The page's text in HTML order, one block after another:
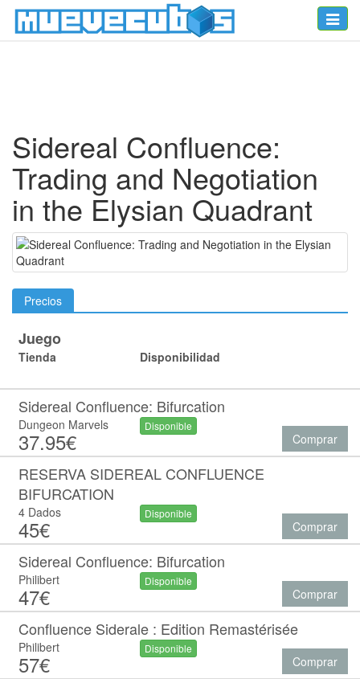
Toggle
Sidereal Confluence:
Trading and Negotiation
in the Elysian Quadrant
Precios
Juego
Tienda Disponibilidad
Sidereal Confluence: Bifurcation
Dungeon Marvels
37.95€
Disponible
Comprar
RESERVA SIDEREAL CONFLUENCE
BIFURCATION
4 Dados
45€
Disponible
Comprar
Sidereal Confluence: Bifurcation
Philibert
47€
Disponible
Comprar
Confluence Siderale : Edition Remastérisée
Philibert
57€
Disponible
Comprar